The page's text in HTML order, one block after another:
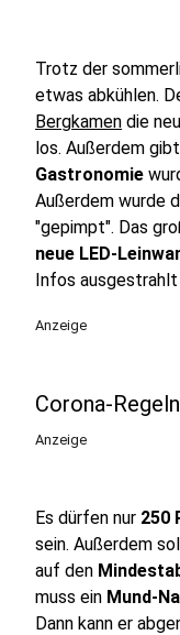
Trotz der
etwas abkühlen.
Bergkamen die
los. Außerdem
Gastronomie
Außerdem wurde
"gepimpt". Das
neue LED-
Infos ausgestrahlt
Anzeige
Corona-
Anzeige
Es dürfen nur 250
sein. Außerdem
auf den
muss ein Mund-
Dann kann er